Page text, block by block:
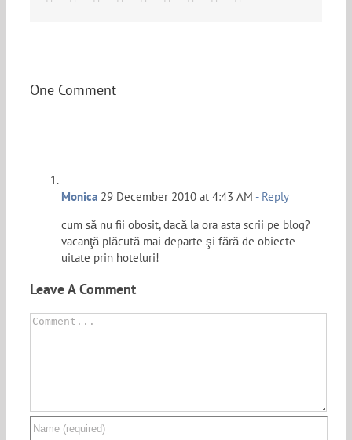
One Comment
Monica 29 December 2010 at 4:43 AM - Reply
cum să nu fii obosit, dacă la ora asta scrii pe blog?
vacanţă plăcută mai departe şi fără de obiecte
uitate prin hoteluri!
Leave A Comment
Comment